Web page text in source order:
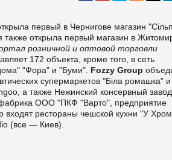
первый в Чернигове магазин
открыла первый магазин в
розничной и оптовой торговли
172 объекта, кроме того, в сеть
"Фора" и "Буми". Fozzy Group
супермаркетов "Біла ромашка" и
а также Нежинский консервный
ООО "ПКФ "Варто", предприятие
рестораны чешской кухни "У
(все — Киев).